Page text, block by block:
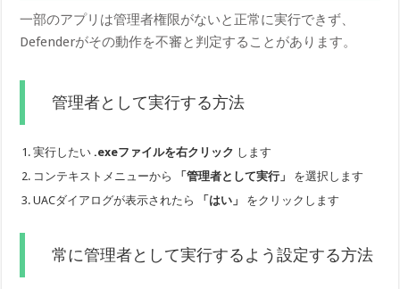
一部のアプリは管理者権限がないと正常に実行できず、
Defenderがその動作を不審と判定することがあります。
管理者として実行する方法
実行したい .exeファイルを右クリック します
コンテキストメニューから
「管理者として実行」
を選択します
UACダイアログが表示されたら
「はい」 をクリックします
常に管理者として実行するよう設定する方法